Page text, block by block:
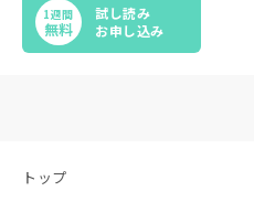
1週間
無料
試し読み
お申し込み
トップ